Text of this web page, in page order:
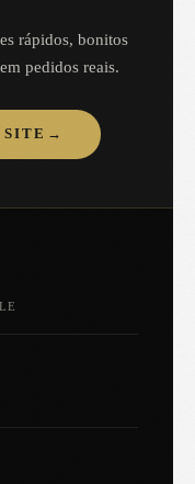
rápidos, bonitos
pedidos reais.
→